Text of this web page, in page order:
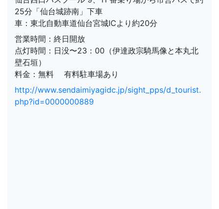
25分「仙台城跡南」下車
車：東北自動車道仙台宮城ICより約20分
営業時間：終日開放
点灯時間：日没〜23：00（伊達政宗騎馬像と本丸北
壁石垣）
料金：無料 有料駐車場あり
http://www.sendaimiyagidc.jp/sight_pps/d_tourist.
php?id=0000000889